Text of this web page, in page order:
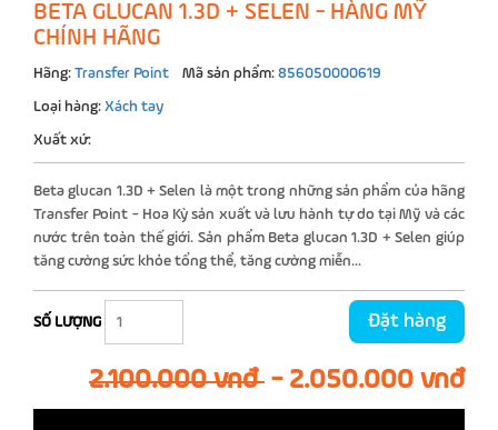
BETA GLUCAN 1.3D + SELEN - HÀNG MỸ
CHÍNH HÃNG
Hãng: Transfer Point Mã sản phẩm: 856050000619
Loại hàng: Xách tay
Xuất xứ:
Beta glucan 1.3D + Selen là một trong những sản phẩm của hãng
Transfer Point - Hoa Kỳ sản xuất và lưu hành tự do tại Mỹ và các
nước trên toàn thế giới. Sản phẩm Beta glucan 1.3D + Selen giúp
tăng cường sức khỏe tổng thể, tăng cường miễn...
SỐ LƯỢNG Đặt hàng
2.100.000 vnđ - 2.050.000 vnđ